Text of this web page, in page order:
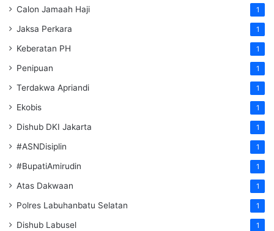
Calon Jamaah Haji 1
Jaksa Perkara 1
Keberatan PH 1
Penipuan 1
Terdakwa Apriandi 1
Ekobis 1
Dishub DKI Jakarta 1
#ASNDisiplin 1
#BupatiAmirudin 1
Atas Dakwaan 1
Polres Labuhanbatu Selatan 1
Dishub Labusel 1